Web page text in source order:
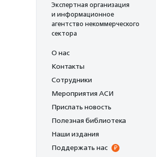
Экспертная организация
и информационное
агентство некоммерческого
сектора
О нас
Контакты
Сотрудники
Мероприятия АСИ
Прислать новость
Полезная библиотека
Наши издания
Поддержать нас